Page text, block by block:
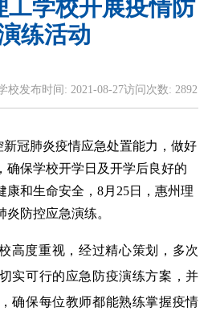
学校开展疫情防
练活动
校发布时间: 2021-08-27访问次数: 2892
冠肺炎疫情应急处置能力，做好
确保学校开学日及开学后良好的
康和生命安全，8月25日，惠州理
防控应急演练。
高度重视，经过精心策划，多次
实可行的应急防疫演练方案，并
确保每位教师都能熟练掌握疫情